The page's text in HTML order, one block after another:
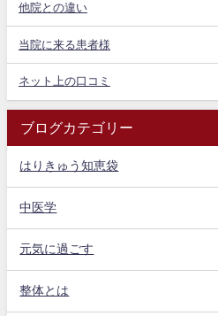
他院との違い
当院に来る患者様
ネット上の口コミ
ブログカテゴリー
はりきゅう知恵袋
中医学
元気に過ごす
整体とは